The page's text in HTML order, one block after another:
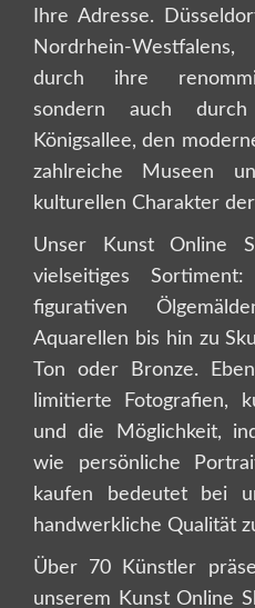
Ihre Adresse.
Nordrhein-
durch ihre
sondern auch
Königsallee, den
zahlreiche Museen
kulturellen Charakter
Unser Kunst Online
vielseitiges
figurativen
Aquarellen bis hin zu
Ton oder Bronze.
limitierte Fotografien,
und die Möglichkeit,
wie persönliche
kaufen bedeutet bei
handwerkliche Qualität
Über 70 Künstler
unserem Kunst Online